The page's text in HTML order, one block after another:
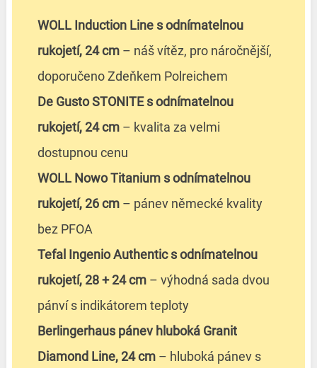
WOLL Induction Line s odnímatelnou
rukojetí, 24 cm– náš vítěz, pro náročnější,
doporučeno Zdeňkem Polreichem
De Gusto STONITE s odnímatelnou
rukojetí, 24 cm– kvalita za velmi
dostupnou cenu
WOLL Nowo Titanium s odnímatelnou
rukojetí, 26 cm– pánev německé kvality
bez PFOA
Tefal Ingenio Authentic s odnímatelnou
rukojetí, 28 + 24 cm– výhodná sada dvou
pánví s indikátorem teploty
Berlingerhaus pánev hluboká Granit
Diamond Line, 24 cm– hluboká pánev s